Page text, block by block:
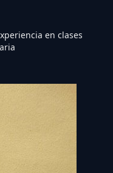
en clases